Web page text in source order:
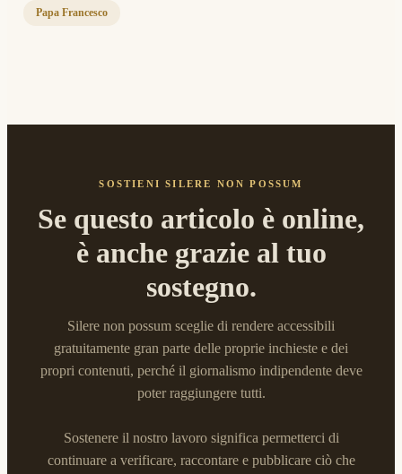
Papa Francesco
SOSTIENI SILERE NON POSSUM
Se questo articolo è online,
è anche grazie al tuo
sostegno.
Silere non possum sceglie di rendere accessibili
gratuitamente gran parte delle proprie inchieste e dei
propri contenuti, perché il giornalismo indipendente deve
poter raggiungere tutti.
Sostenere il nostro lavoro significa permetterci di
continuare a verificare, raccontare e pubblicare ciò che